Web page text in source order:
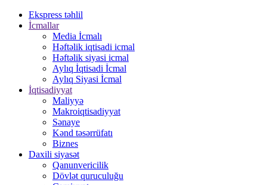
Ekspress təhlil
İcmallar
Media İcmalı
Həftəlik iqtisadi icmal
Həftəlik siyasi icmal
Aylıq İqtisadi İcmal
Aylıq Siyasi İcmal
İqtisadiyyat
Maliyyə
Makroiqtisadiyyat
Sənaye
Kənd təsərrüfatı
Biznes
Daxili siyasət
Qanunvericilik
Dövlət quruculuğu